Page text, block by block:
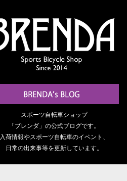
スポーツ自転車ショップ
「ブレンダ」の公式ブログです。
入荷情報やスポーツ自転車のイベント、
日常の出来事等を更新しています。